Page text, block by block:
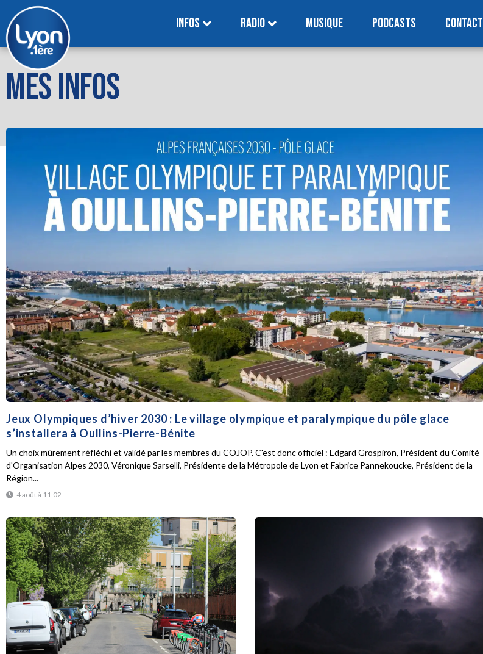
INFOS RADIO MUSIQUE PODCASTS CONTACT
MES INFOS
Jeux Olympiques d’hiver 2030 : Le village olympique et paralympique du pôle glace
s’installera à Oullins-Pierre-Bénite
4 août à 11:02
Un choix mûrement réfléchi et validé par les membres du COJOP. C'est donc officiel : Edgard Grospiron, Président du Comité
d'Organisation Alpes 2030, Véronique Sarselli, Présidente de la Métropole de Lyon et Fabrice Pannekoucke, Président de la
Région...